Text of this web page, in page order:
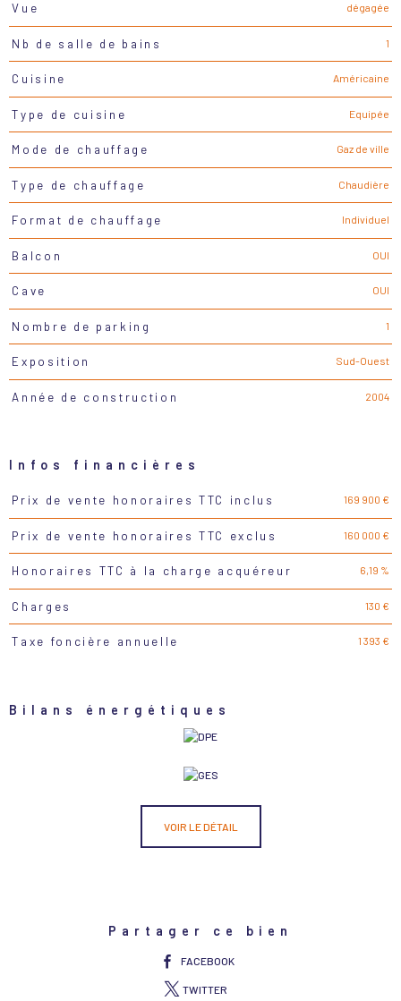
Vue dégagée
Nb de salle de bains 1
Cuisine Américaine
Type de cuisine Equipée
Mode de chauffage Gaz de ville
Type de chauffage Chaudière
Format de chauffage Individuel
Balcon OUI
Cave OUI
Nombre de parking 1
Exposition Sud-Ouest
Année de construction 2004
Infos financières
Caractéristiques Valeurs
Prix de vente honoraires TTC inclus 169 900 €
Prix de vente honoraires TTC exclus 160 000 €
Honoraires TTC à la charge acquéreur 6,19 %
Charges 130 €
Taxe foncière annuelle 1 393 €
Bilans énergétiques
VOIR LE DÉTAIL
Partager ce bien
FACEBOOK
TWITTER